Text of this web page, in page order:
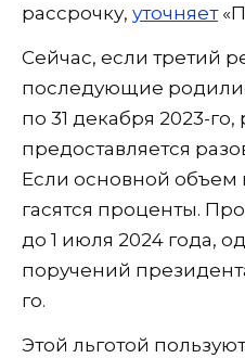
рассрочку, уточняет
Сейчас, если третий
последующие
по 31 декабря 2023-
предоставляется
Если основной
гасятся проценты.
до 1 июля 2024 года,
поручений
го.
Этой льготой